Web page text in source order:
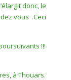
donc, le
vous .Ceci
!!!
à Thouars.